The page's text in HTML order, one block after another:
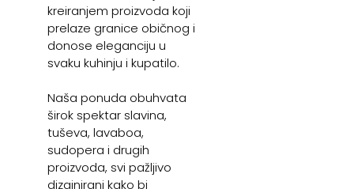
kreiranjem proizvoda koji
prelaze granice običnog i
donose eleganciju u
svaku kuhinju i kupatilo.
Naša ponuda obuhvata
širok spektar slavina,
tuševa, lavaboa,
sudopera i drugih
proizvoda, svi pažljivo
dizajnirani kako bi